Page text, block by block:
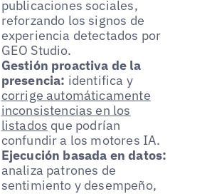
publicaciones sociales,
reforzando los signos de
experiencia detectados por
GEO Studio.
Gestión proactiva de la
presencia: identifica y
corrige automáticamente
inconsistencias en los
listados que podrían
confundir a los motores IA.
Ejecución basada en datos:
analiza patrones de
sentimiento y desempeño,